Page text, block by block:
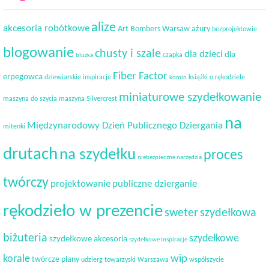
akcesoria robótkowe alize Art Bombers Warsaw ażury bezprojektowie
blogowanie bluzka chusty i szale czapka dla dzieci dla
erpegowca dziewiarskie inspiracje Fiber Factor komin książki o rękodziele
maszyna do szycia maszyna Silvercrest miniaturowe szydełkowanie
mitenki Międzynarodowy Dzień Publicznego Dziergania na
drutachna szydełku niebezpieczne narzędzia proces
twórczy projektowanie publiczne dzierganie
rękodzieło w prezenciesweterszydełkowa
biżuteria szydełkowe akcesoria szydełkowe inspiracje szydełkowe
korale twórcze plany udzierg towarzyski Warszawa wip współszycie